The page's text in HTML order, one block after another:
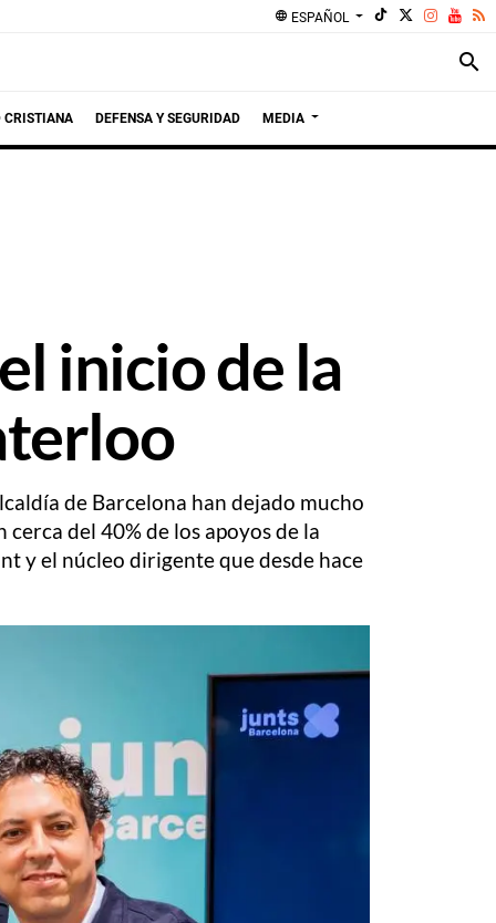
language ESPAÑOL
search
CRISTIANA DEFENSA Y SEGURIDAD MEDIA
inicio de la
de Barcelona han dejado mucho
del 40% de los apoyos de la
y el núcleo dirigente que desde hace